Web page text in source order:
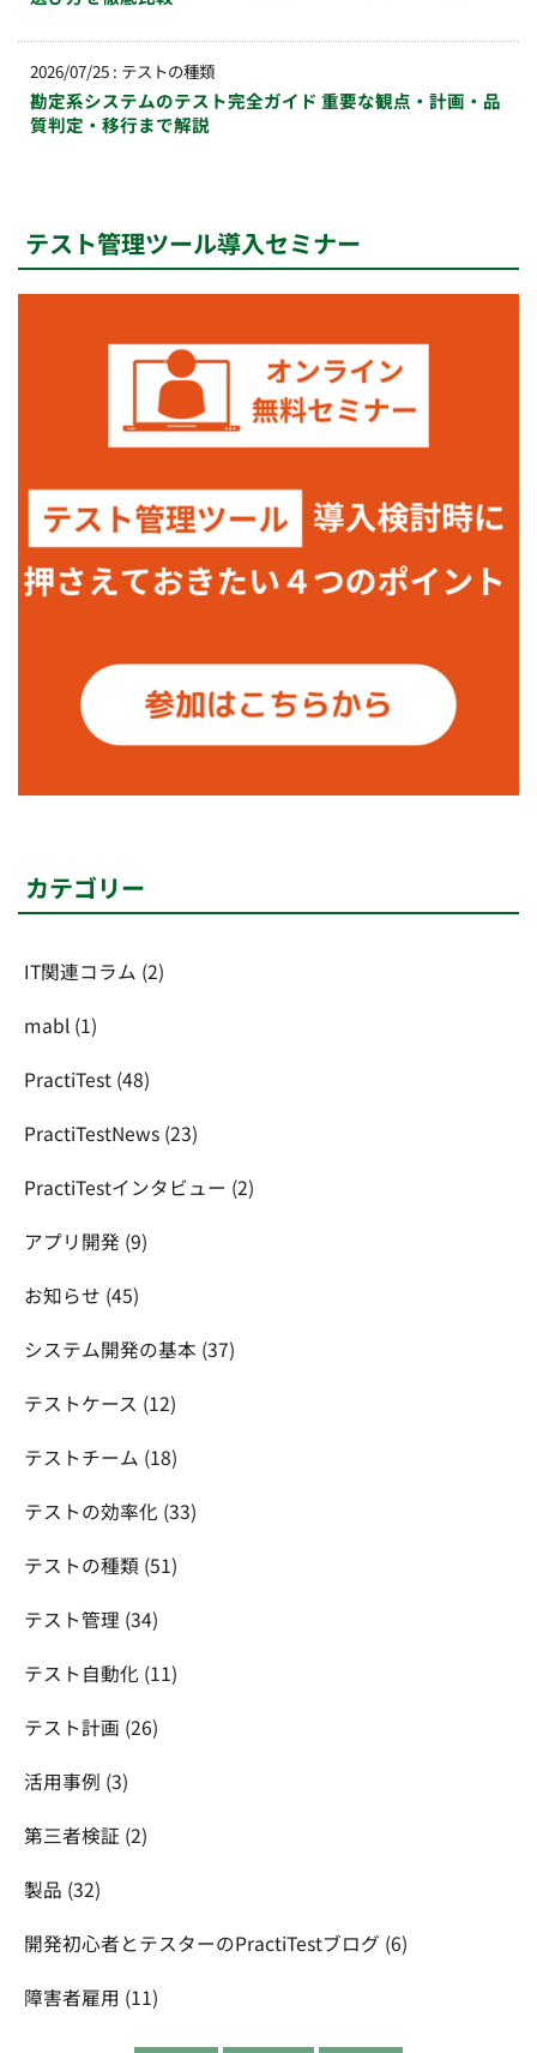
2026/07/25 : テストの種類
勘定系システムのテスト完全ガイド 重要な観点・計画・品
質判定・移行まで解説
テスト管理ツール導入セミナー
カテゴリー
IT関連コラム (2)
mabl (1)
PractiTest (48)
PractiTestNews (23)
PractiTestインタビュー (2)
アプリ開発 (9)
お知らせ (45)
システム開発の基本 (37)
テストケース (12)
テストチーム (18)
テストの効率化 (33)
テストの種類 (51)
テスト管理 (34)
テスト自動化 (11)
テスト計画 (26)
活用事例 (3)
第三者検証 (2)
製品 (32)
開発初心者とテスターのPractiTestブログ (6)
障害者雇用 (11)